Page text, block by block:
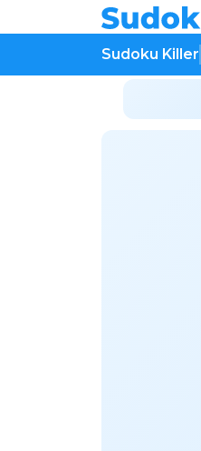
Sudoku Killer